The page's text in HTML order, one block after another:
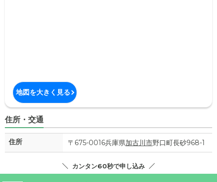
地図を大きく見る
住所・交通
住所 〒675-0016兵庫県加古川市野口町長砂968-1
カンタン60秒で申し込み